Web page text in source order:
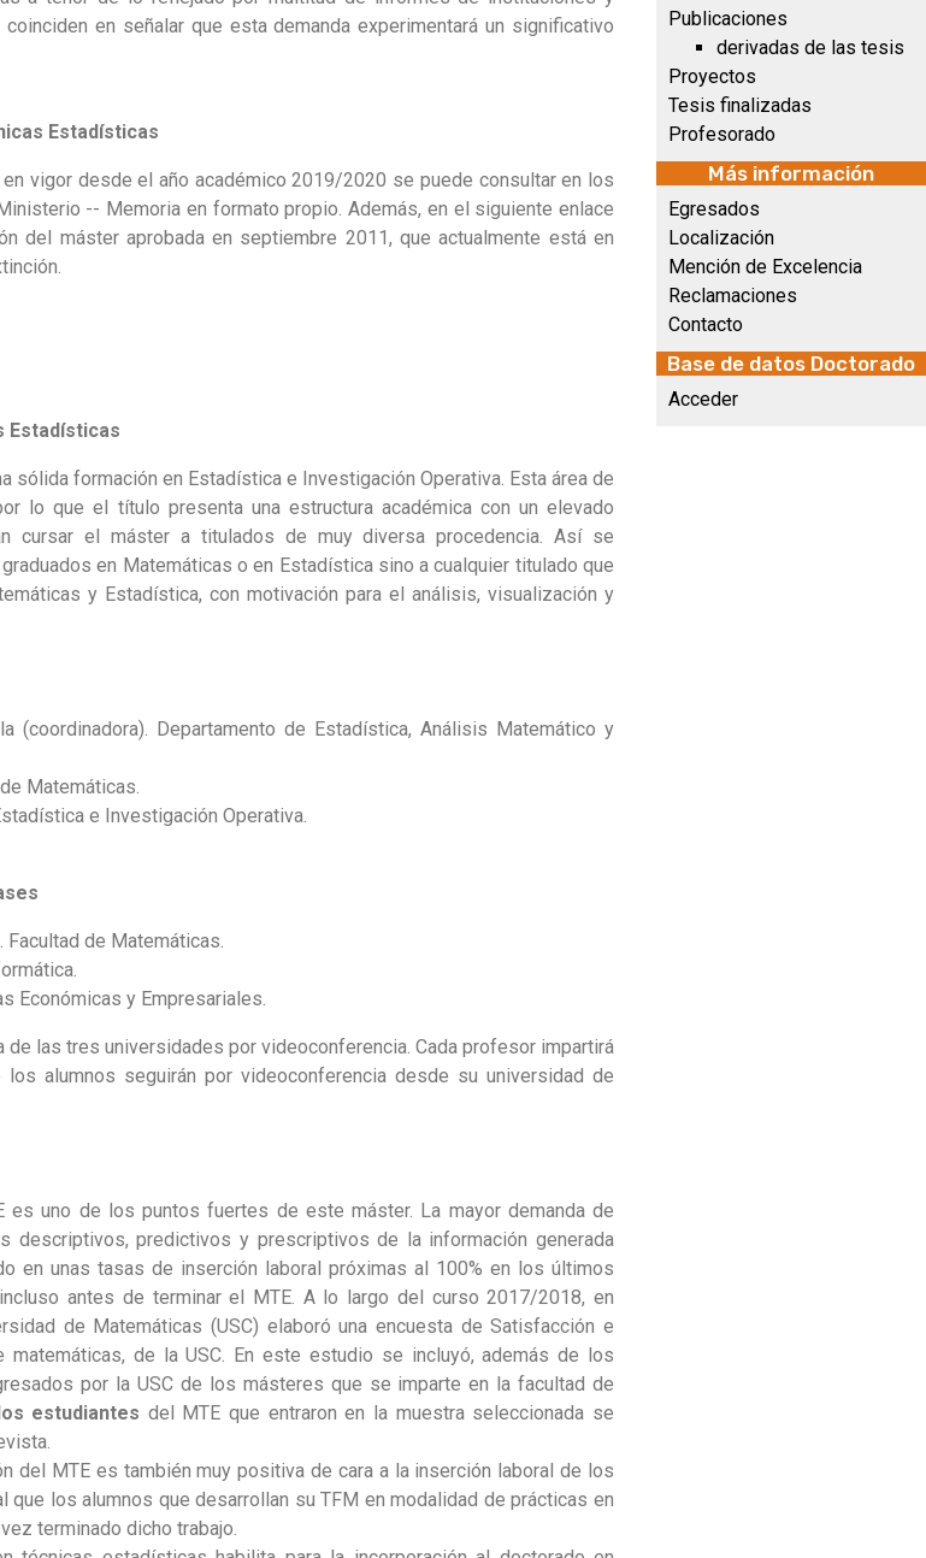
en señalar que esta demanda experimentará un significativo
Estadísticas
vigor desde el año académico 2019/2020 se puede consultar en los
-- Memoria en formato propio. Además, en el siguiente enlace
del máster aprobada en septiembre 2011, que actualmente está en
Estadísticas
sólida formación en Estadística e Investigación Operativa. Esta área de
lo que el título presenta una estructura académica con un elevado
cursar el máster a titulados de muy diversa procedencia. Así se
en Matemáticas o en Estadística sino a cualquier titulado que
y Estadística, con motivación para el análisis, visualización y
(coordinadora). Departamento de Estadística, Análisis Matemático y
Matemáticas.
e Investigación Operativa.
de Matemáticas.
Económicas y Empresariales.
las tres universidades por videoconferencia. Cada profesor impartirá
alumnos seguirán por videoconferencia desde su universidad de
uno de los puntos fuertes de este máster. La mayor demanda de
descriptivos, predictivos y prescriptivos de la información generada
en unas tasas de inserción laboral próximas al 100% en los últimos
antes de terminar el MTE. A lo largo del curso 2017/2018, en
de Matemáticas (USC) elaboró una encuesta de Satisfacción e
matemáticas, de la USC. En este estudio se incluyó, además de los
por la USC de los másteres que se imparte en la facultad de
estudiantes del MTE que entraron en la muestra seleccionada se
del MTE es también muy positiva de cara a la inserción laboral de los
que los alumnos que desarrollan su TFM en modalidad de prácticas en
terminado dicho trabajo.
Publicaciones
derivadas de las tesis
Proyectos
Tesis finalizadas
Profesorado
Más información
Egresados
Localización
Mención de Excelencia
Reclamaciones
Contacto
Base de datos Doctorado
Acceder